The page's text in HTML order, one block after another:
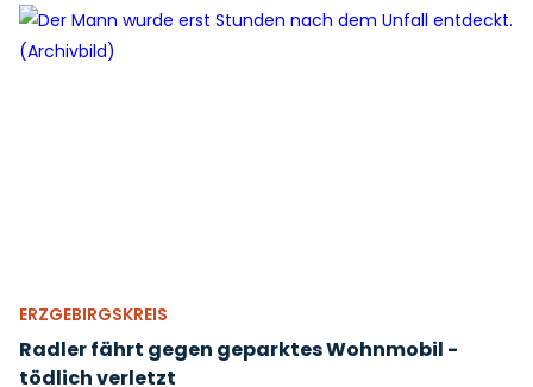
ERZGEBIRGSKREIS
Radler fährt gegen geparktes Wohnmobil -
tödlich verletzt